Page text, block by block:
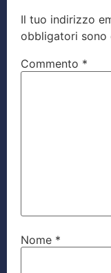
Il tuo indirizzo
obbligatori sono
Commento *
Nome *